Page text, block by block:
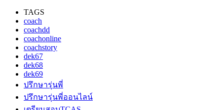
TAGS
coach
coachdd
coachonline
coachstory
dek67
dek68
dek69
ปรึกษารุ่นพี่
ปรึกษารุ่นพี่ออนไลน์